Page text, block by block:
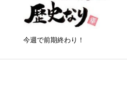
今週で前期終わり！